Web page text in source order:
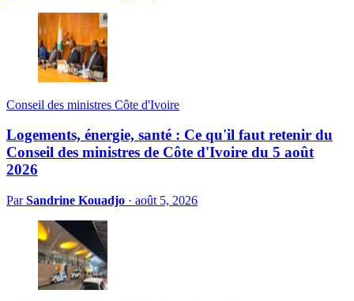
Conseil des ministres Côte d'Ivoire
Logements, énergie, santé : Ce qu'il faut retenir du
Conseil des ministres de Côte d'Ivoire du 5 août
2026
ParSandrine Kouadjo · août 5, 2026